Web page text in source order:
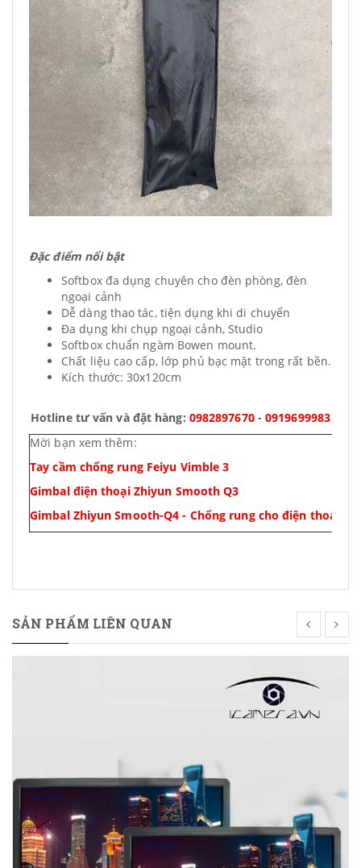
Đặc điểm nổi bật
Softbox đa dụng chuyên cho đèn phòng, đèn
ngoại cảnh
Dễ dàng thao tác, tiện dụng khi di chuyển
Đa dụng khi chụp ngoại cảnh, Studio
Softbox chuẩn ngàm Bowen mount.
Chất liệu cao cấp, lớp phủ bạc mặt trong rất bền.
Kích thước: 30x120cm
Hotline tư vấn và đặt hàng: 0982897670-0919699983
Mời bạn xem thêm:
Tay cầm chống rung Feiyu Vimble 3
Gimbal điện thoại Zhiyun Smooth Q3
Gimbal Zhiyun Smooth-Q4 - Chống rung cho điện thoại
SẢN PHẨM LIÊN QUAN